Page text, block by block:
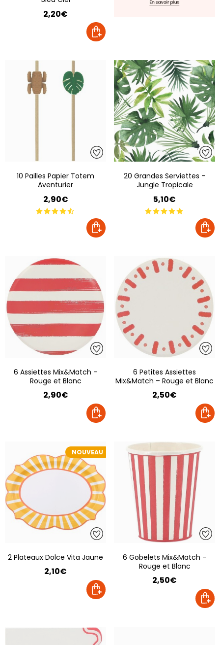
2,20€
10 Pailles Papier Totem
Aventurier
2,90€
20 Grandes Serviettes -
Jungle Tropicale
5,10€
6 Assiettes Mix&Match –
Rouge et Blanc
2,90€
6 Petites Assiettes
Mix&Match – Rouge et Blanc
2,50€
NOUVEAU
2 Plateaux Dolce Vita Jaune
2,10€
6 Gobelets Mix&Match –
Rouge et Blanc
2,50€